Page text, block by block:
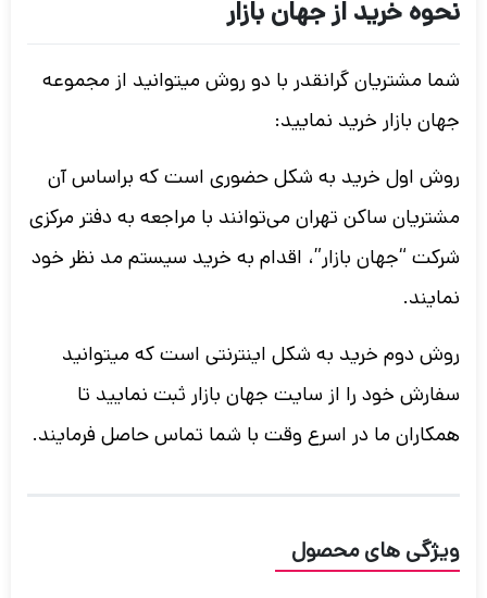
نحوه خرید از جهان بازار
شما مشتریان گرانقدر با دو روش میتوانید از مجموعه
جهان بازار خرید نمایید:
روش اول خرید به شکل حضوری است که براساس آن
مشتریان ساکن تهران می‌توانند با مراجعه به دفتر مرکزی
شرکت “جهان بازار”، اقدام به خرید سیستم مد نظر خود
نمایند.
روش دوم خرید به شکل اینترنتی است که میتوانید
سفارش خود را از سایت جهان بازار ثبت نمایید تا
همکاران ما در اسرع وقت با شما تماس حاصل فرمایند.
ویژگی های محصول